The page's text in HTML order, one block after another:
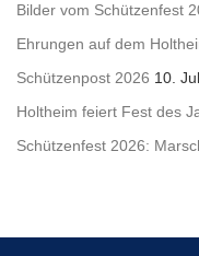
Bilder vom Schützenfest
Ehrungen auf dem
Schützenpost 2026 10.
Holtheim feiert Fest des
Schützenfest 2026: